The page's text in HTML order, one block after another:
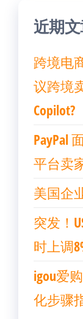
近期
跨境电
议跨境
Copilot?
PayPal
平台卖
美国企
突发！
时上调
igou爱
化步骤